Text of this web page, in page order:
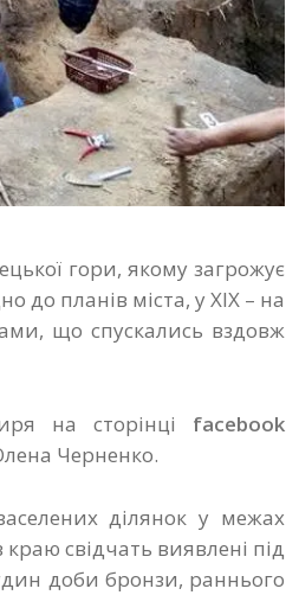
гори, якому загрожує
до планів міста, у ХІХ – на
що спускались вздовж
на сторінці facebook
Черненко.
ділянок у межах
свідчать виявлені під
доби бронзи, раннього